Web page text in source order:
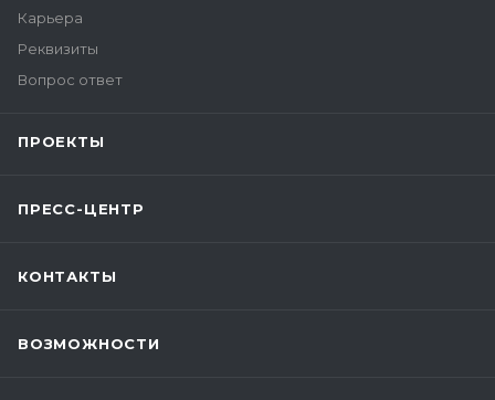
Карьера
Реквизиты
Вопрос ответ
ПРОЕКТЫ
ПРЕСС-ЦЕНТР
КОНТАКТЫ
ВОЗМОЖНОСТИ